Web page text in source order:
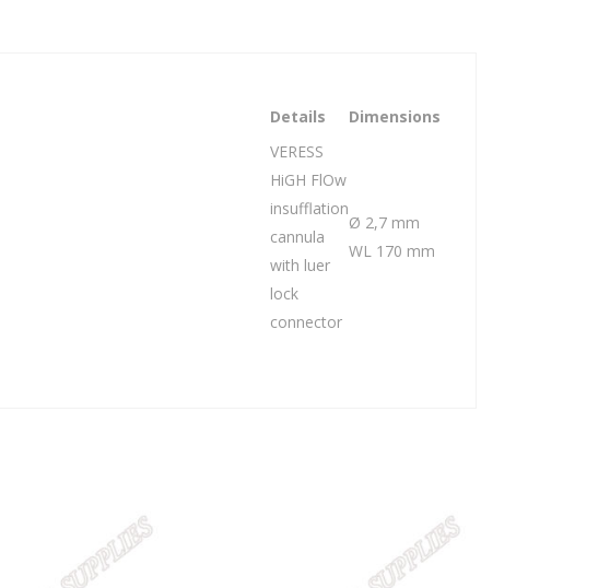
Details Dimensions
VERESS
HiGH FlOw
insufflation
cannula
with luer
lock
connector
Ø 2,7 mm
WL 170 mm